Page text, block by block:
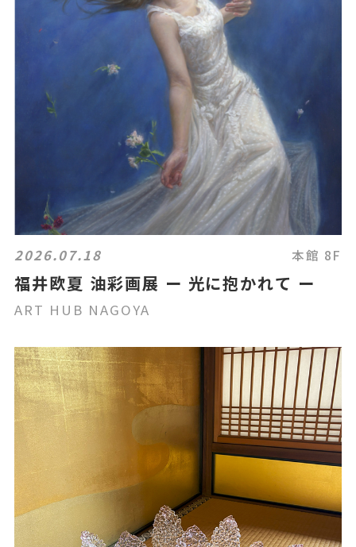
2026.07.18 本館 8F
福井欧夏 油彩画展 ー 光に抱かれて ー
ART HUB NAGOYA